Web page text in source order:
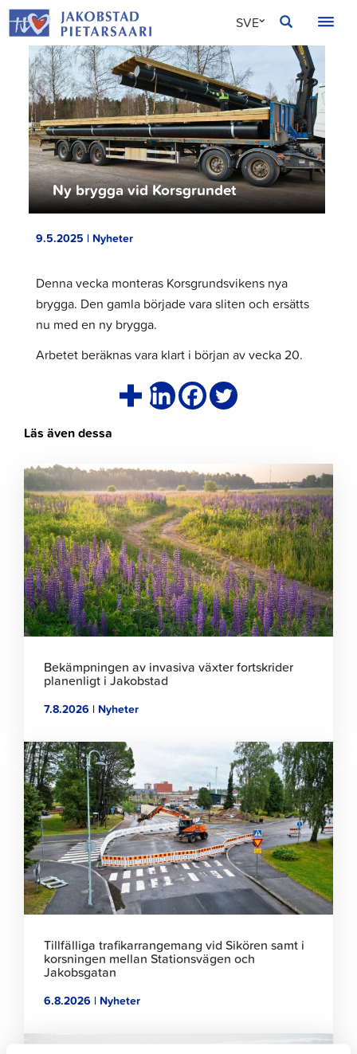
Hoppa
till
innehållet
SVE
ENG
Ny brygga vid Korsgrundet
9.5.2025 | Nyheter
Denna vecka monteras Korsgrundsvikens nya
brygga. Den gamla började vara sliten och ersätts
nu med en ny brygga.
Arbetet beräknas vara klart i början av vecka 20.
Läs även dessa
Klicka
för
att
läsa
artikeln
Bekämpningen av invasiva växter fortskrider
planenligt i Jakobstad
7.8.2026 | Nyheter
Klicka
för
att
läsa
artikeln
Tillfälliga trafikarrangemang vid Sikören samt i
korsningen mellan Stationsvägen och
Jakobsgatan
6.8.2026 | Nyheter
Klicka